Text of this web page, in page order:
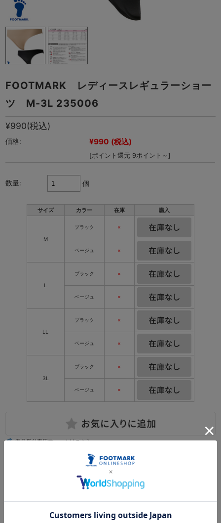
FOOTMARK レディースレギュラーショー
ツ M-3L 235006
¥990(税込)
価格: ¥990 (税込)
[ポイント還元 9ポイント～]
数量: 個
サイズ カラー 在庫 購入
M
ブラック ×
ベージュ ×
L
ブラック ×
ベージュ ×
LL
ブラック ×
ベージュ ×
3L
ブラック ×
ベージュ ×
返品受付専用フォームはこちら